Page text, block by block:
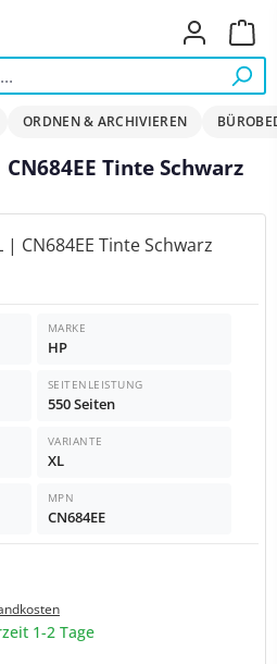
ORDNEN & ARCHIVIEREN
Tinte Schwarz
MARKE
HP
SEITENLEISTUNG
550 Seiten
VARIANTE
XL
MPN
CN684EE
1-2 Tage